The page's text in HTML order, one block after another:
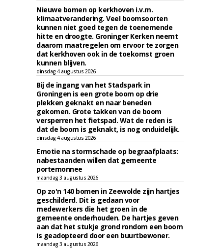
Nieuwe bomen op kerkhoven i.v.m.
klimaatverandering. Veel boomsoorten
kunnen niet goed tegen de toenemende
hitte en droogte. Groninger Kerken neemt
daarom maatregelen om ervoor te zorgen
dat kerkhoven ook in de toekomst groen
kunnen blijven.
dinsdag 4 augustus 2026
Bij de ingang van het Stadspark in
Groningen is een grote boom op drie
plekken geknakt en naar beneden
gekomen. Grote takken van de boom
versperren het fietspad. Wat de reden is
dat de boom is geknakt, is nog onduidelijk.
dinsdag 4 augustus 2026
Emotie na stormschade op begraafplaats:
nabestaanden willen dat gemeente
portemonnee
maandag 3 augustus 2026
Op zo'n 140 bomen in Zeewolde zijn hartjes
geschilderd. Dit is gedaan voor
medewerkers die het groen in de
gemeente onderhouden. De hartjes geven
aan dat het stukje grond rondom een boom
is geadopteerd door een buurtbewoner.
maandag 3 augustus 2026